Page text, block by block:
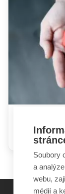
dětmi:
Soubory
a
webu,
médií a